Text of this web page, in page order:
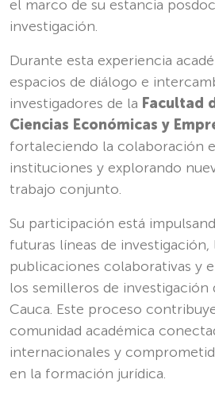
el marco de su estancia
investigación.
Durante esta experiencia
espacios de diálogo e
investigadores de la Facultad
Ciencias Económicas y
fortaleciendo la colaboración
instituciones y explorando
trabajo conjunto.
Su participación está
futuras líneas de
publicaciones colaborativas y
los semilleros de
Cauca. Este proceso
comunidad académica
internacionales y
en la formación jurídica.